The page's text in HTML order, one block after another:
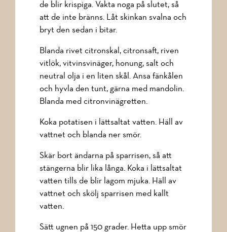
de blir krispiga. Vakta noga på slutet, så
att de inte bränns. Låt skinkan svalna och
bryt den sedan i bitar.
Blanda rivet citronskal, citronsaft, riven
vitlök, vitvinsvinäger, honung, salt och
neutral olja i en liten skål. Ansa fänkålen
och hyvla den tunt, gärna med mandolin.
Blanda med citronvinägretten.
Koka potatisen i lättsaltat vatten. Häll av
vattnet och blanda ner smör.
Skär bort ändarna på sparrisen, så att
stängerna blir lika långa. Koka i lättsaltat
vatten tills de blir lagom mjuka. Häll av
vattnet och skölj sparrisen med kallt
vatten.
Sätt ugnen på 150 grader. Hetta upp smör